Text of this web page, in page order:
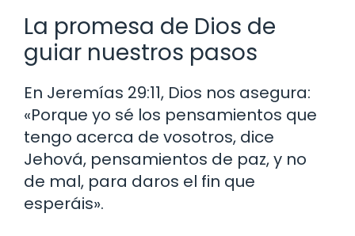
La promesa de Dios de
guiar nuestros pasos
En Jeremías 29:11, Dios nos asegura:
«Porque yo sé los pensamientos que
tengo acerca de vosotros, dice
Jehová, pensamientos de paz, y no
de mal, para daros el fin que
esperáis».